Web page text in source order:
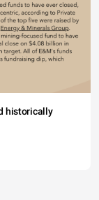
historically